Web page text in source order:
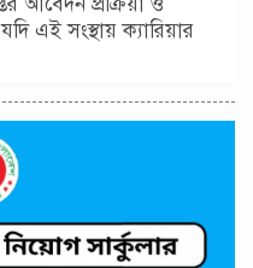
এই সংস্থায় ক্যারিয়ার